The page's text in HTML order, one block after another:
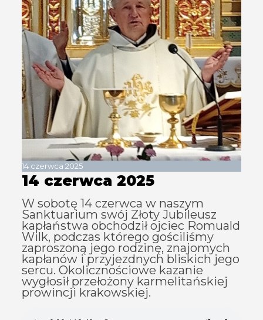
14 czerwca 2025
14 czerwca 2025
W sobotę 14 czerwca w naszym
Sanktuarium swój Złoty Jubileusz
kapłaństwa obchodził ojciec Romuald
Wilk, podczas którego gościliśmy
zaproszoną jego rodzinę, znajomych
kapłanów i przyjezdnych bliskich jego
sercu. Okolicznościowe kazanie
wygłosił przełożony karmelitańskiej
prowincji krakowskiej.